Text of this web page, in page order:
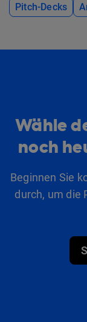
Pitch-Decks
Wähle
noch
Beginnen Sie
durch, um die